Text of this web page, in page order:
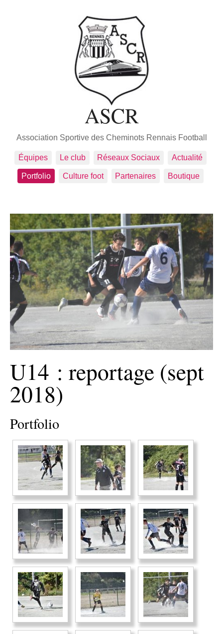
ASCR
Association Sportive des Cheminots Rennais Football
Équipes Le club Réseaux Sociaux Actualité
Portfolio Culture foot Partenaires Boutique
U14 : reportage (sept
2018)
Portfolio